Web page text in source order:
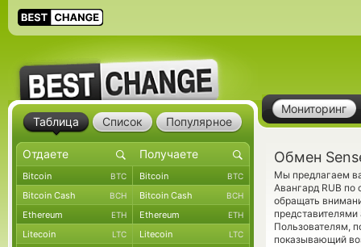
Мониторинг
Обмен
Мы предлагаем
Авангард RUB
обращать
Пользователям,
показывающий
Таблица Список Популярное
Bitcoin BTC Bitcoin BTC
Bitcoin Cash BCH Bitcoin Cash BCH
Ethereum ETH Ethereum ETH
Litecoin LTC Litecoin LTC